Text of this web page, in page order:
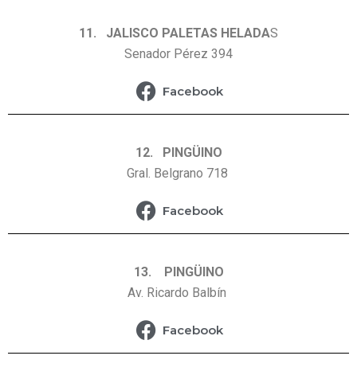
11. JALISCO PALETAS HELADAS
Senador Pérez 394
Facebook
12. PINGÜINO
Gral. Belgrano 718
Facebook
13. PINGÜINO
Av. Ricardo Balbín
Facebook